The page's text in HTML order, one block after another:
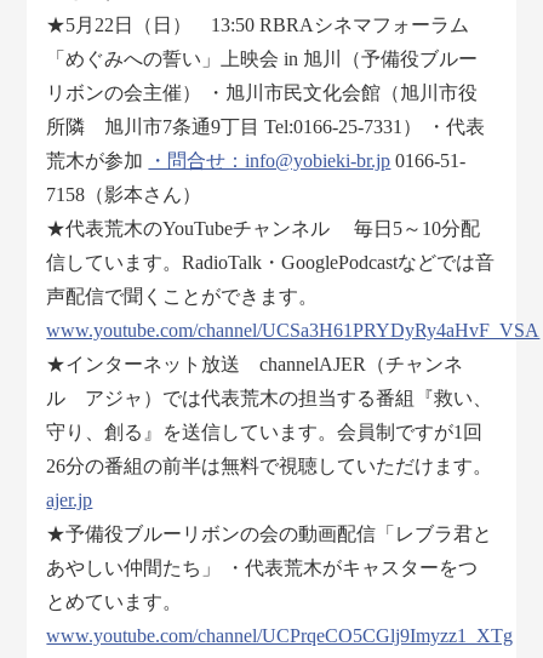
★5月22日（日） 13:50 RBRAシネマフォーラム
「めぐみへの誓い」上映会 in 旭川（予備役ブルー
リボンの会主催） ・旭川市民文化会館（旭川市役
所隣 旭川市7条通9丁目 Tel:0166-25-7331） ・代表
荒木が参加
・問合せ：info@yobieki-br.jp 0166-51-
7158（影本さん）
★代表荒木のYouTubeチャンネル 毎日5～10分配
信しています。RadioTalk・GooglePodcastなどでは音
声配信で聞くことができます。
www.youtube.com/channel/UCSa3H61PRYDyRy4aHvF_VSA
★インターネット放送 channelAJER（チャンネ
ル アジャ）では代表荒木の担当する番組『救い、
守り、創る』を送信しています。会員制ですが1回
26分の番組の前半は無料で視聴していただけます。
ajer.jp
★予備役ブルーリボンの会の動画配信「レブラ君と
あやしい仲間たち」 ・代表荒木がキャスターをつ
とめています。
www.youtube.com/channel/UCPrqeCO5CGlj9Imyzz1_XTg